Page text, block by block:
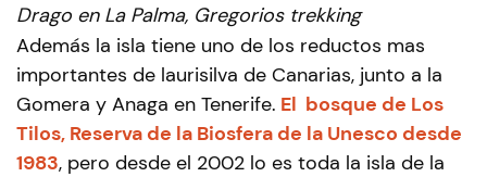
Drago en La Palma, Gregorios trekking
Además la isla tiene uno de los reductos mas
importantes de laurisilva de Canarias, junto a la
Gomera y Anaga en Tenerife. El bosque de Los
Tilos, Reserva de la Biosfera de la Unesco desde
1983, pero desde el 2002 lo es toda la isla de la